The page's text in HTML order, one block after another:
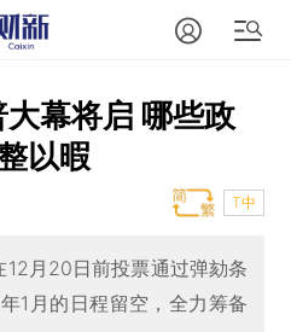
幕将启 哪些政
以暇
T中
月20日前投票通过弹劾条
1月的日程留空，全力筹备